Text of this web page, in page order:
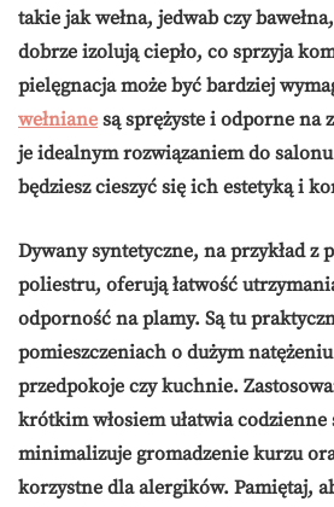
takie jakwełna, jedwabczybawełna
dobrze izolują ciepło, co sprzyja
pielęgnacja może być bardziej
wełniane są sprężyste i odporne na
je idealnym rozwiązaniem do
będziesz cieszyć się ich estetyką i
Dywany syntetyczne, na przykład z
poliestru, oferują łatwość
odporność na plamy. Są tu
pomieszczeniach o dużym
przedpokoje czy kuchnie.
krótkim włosiem ułatwia codzienne
minimalizuje gromadzenie kurzu
korzystne dla alergików. Pamiętaj,